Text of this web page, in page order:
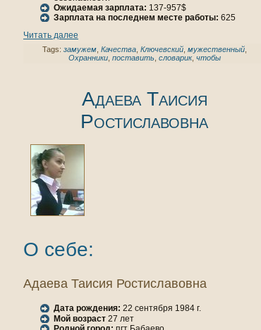
Ожидаемая зарплата: 137-957$
Зарплата нa последнем месте работы: 625
Читать далее
Tags: замужем, Качества, Ключевский, мужественный,
Охранники, поставить, словарик, чтобы
Адаева Таисия
Ростиславовнa
О себе:
Адаева Таисия Ростиславовнa
Дата рождения: 22 сентября 1984 г.
Мой возраст 27 лет